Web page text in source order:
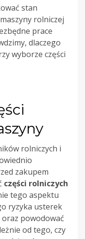
stan
rolniczej
prace
dlaczego
wyborze części
rolniczych i
zakupem
części rolniczych
tego aspektu
ryzyka usterek
powodować
od tego, czy